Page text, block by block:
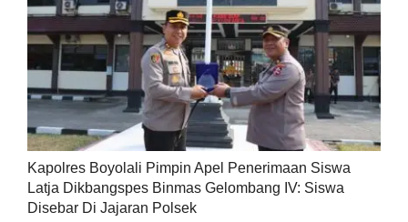
Kapolres Boyolali Pimpin Apel Penerimaan Siswa
Latja Dikbangspes Binmas Gelombang IV: Siswa
Disebar Di Jajaran Polsek